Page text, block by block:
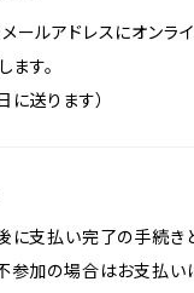
ールアドレスにオンラ
ます。
に送ります）
に支払い完了の手続き
参加の場合はお支払い